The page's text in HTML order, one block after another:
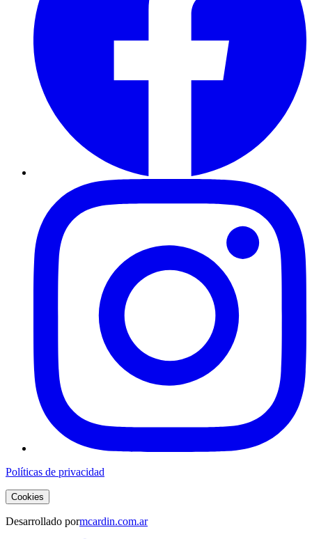
Políticas de privacidad
Cookies
Desarrollado pormcardin.com.ar